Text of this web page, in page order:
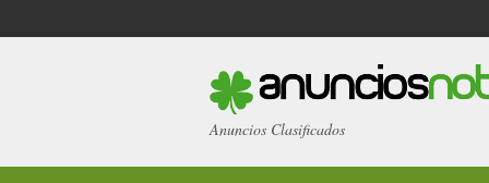
Anuncios Clasificados